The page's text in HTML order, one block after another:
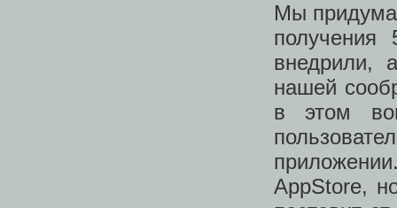
Мы
внедрили,
нашей
в этом
AppStore,